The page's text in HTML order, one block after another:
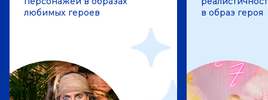
любимых героев
в образ героя